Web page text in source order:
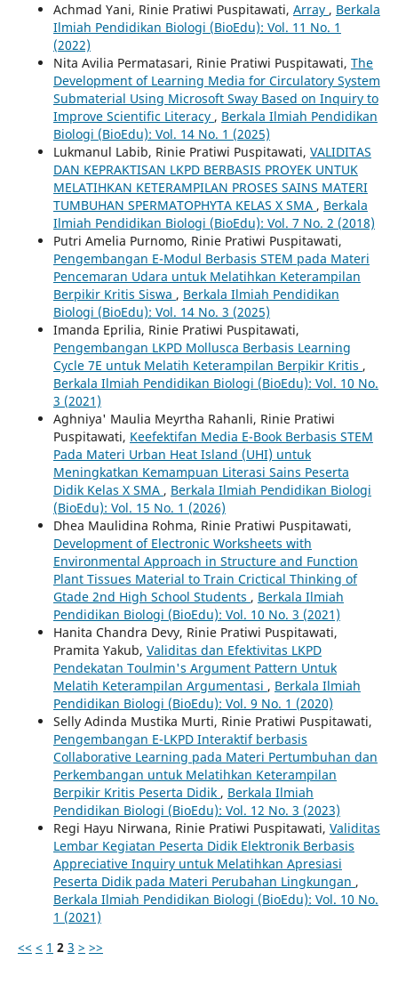
Achmad Yani, Rinie Pratiwi Puspitawati, Array , Berkala
Ilmiah Pendidikan Biologi (BioEdu): Vol. 11 No. 1
(2022)
Nita Avilia Permatasari, Rinie Pratiwi Puspitawati, The
Development of Learning Media for Circulatory System
Submaterial Using Microsoft Sway Based on Inquiry to
Improve Scientific Literacy , Berkala Ilmiah Pendidikan
Biologi (BioEdu): Vol. 14 No. 1 (2025)
Lukmanul Labib, Rinie Pratiwi Puspitawati, VALIDITAS
DAN KEPRAKTISAN LKPD BERBASIS PROYEK UNTUK
MELATIHKAN KETERAMPILAN PROSES SAINS MATERI
TUMBUHAN SPERMATOPHYTA KELAS X SMA , Berkala
Ilmiah Pendidikan Biologi (BioEdu): Vol. 7 No. 2 (2018)
Putri Amelia Purnomo, Rinie Pratiwi Puspitawati,
Pengembangan E-Modul Berbasis STEM pada Materi
Pencemaran Udara untuk Melatihkan Keterampilan
Berpikir Kritis Siswa , Berkala Ilmiah Pendidikan
Biologi (BioEdu): Vol. 14 No. 3 (2025)
Imanda Eprilia, Rinie Pratiwi Puspitawati,
Pengembangan LKPD Mollusca Berbasis Learning
Cycle 7E untuk Melatih Keterampilan Berpikir Kritis ,
Berkala Ilmiah Pendidikan Biologi (BioEdu): Vol. 10 No.
3 (2021)
Aghniya' Maulia Meyrtha Rahanli, Rinie Pratiwi
Puspitawati, Keefektifan Media E-Book Berbasis STEM
Pada Materi Urban Heat Island (UHI) untuk
Meningkatkan Kemampuan Literasi Sains Peserta
Didik Kelas X SMA , Berkala Ilmiah Pendidikan Biologi
(BioEdu): Vol. 15 No. 1 (2026)
Dhea Maulidina Rohma, Rinie Pratiwi Puspitawati,
Development of Electronic Worksheets with
Environmental Approach in Structure and Function
Plant Tissues Material to Train Crictical Thinking of
Gtade 2nd High School Students , Berkala Ilmiah
Pendidikan Biologi (BioEdu): Vol. 10 No. 3 (2021)
Hanita Chandra Devy, Rinie Pratiwi Puspitawati,
Pramita Yakub, Validitas dan Efektivitas LKPD
Pendekatan Toulmin's Argument Pattern Untuk
Melatih Keterampilan Argumentasi , Berkala Ilmiah
Pendidikan Biologi (BioEdu): Vol. 9 No. 1 (2020)
Selly Adinda Mustika Murti, Rinie Pratiwi Puspitawati,
Pengembangan E-LKPD Interaktif berbasis
Collaborative Learning pada Materi Pertumbuhan dan
Perkembangan untuk Melatihkan Keterampilan
Berpikir Kritis Peserta Didik , Berkala Ilmiah
Pendidikan Biologi (BioEdu): Vol. 12 No. 3 (2023)
Regi Hayu Nirwana, Rinie Pratiwi Puspitawati, Validitas
Lembar Kegiatan Peserta Didik Elektronik Berbasis
Appreciative Inquiry untuk Melatihkan Apresiasi
Peserta Didik pada Materi Perubahan Lingkungan ,
Berkala Ilmiah Pendidikan Biologi (BioEdu): Vol. 10 No.
1 (2021)
<< < 1 2 3 > >>